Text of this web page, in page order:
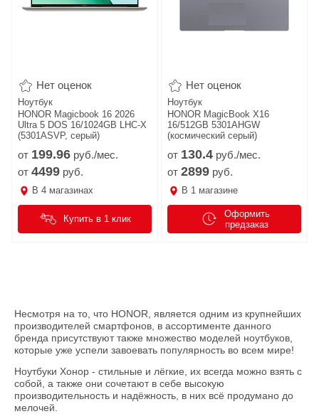
Нет оценок
Ноутбук
HONOR Magicbook 16 2026
Ultra 5 DOS 16/1024GB LHC-X
(5301ASVP, серый)
от 199.96 руб./мес.
от 4499 руб.
В 4 магазинах
Купить в 1 клик
Нет оценок
Ноутбук
HONOR MagicBook X16
16/512GB 5301AHGW
(космический серый)
от 130.4 руб./мес.
от 2899 руб.
В 1 магазине
Оформить
предзаказ
Несмотря на то, что HONOR, является одним из крупнейших
производителей смартфонов, в ассортименте данного
бренда присутствуют также множество моделей ноутбуков,
которые уже успели завоевать популярность во всем мире!
Ноутбуки Хонор - стильные и лёгкие, их всегда можно взять с
собой, а также они сочетают в себе высокую
производительность и надёжность, в них всё продумано до
мелочей.